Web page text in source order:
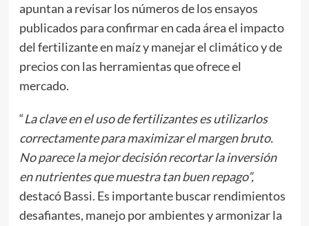
apuntan a revisar los números de los ensayos
publicados para confirmar en cada área el impacto
del fertilizante en maíz y manejar el climático y de
precios con las herramientas que ofrece el
mercado.
“La clave en el uso de fertilizantes es utilizarlos
correctamente para maximizar el margen bruto.
No parece la mejor decisión recortar la inversión
en nutrientes que muestra tan buen repago”,
destacó Bassi. Es importante buscar rendimientos
desafiantes, manejo por ambientes y armonizar la